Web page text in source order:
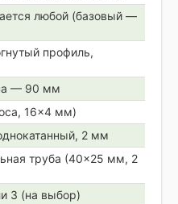
любой (базовый —
профиль,
— 90 мм
16×4 мм)
2 мм
труба (40×25 мм, 2
3 (на выбор)